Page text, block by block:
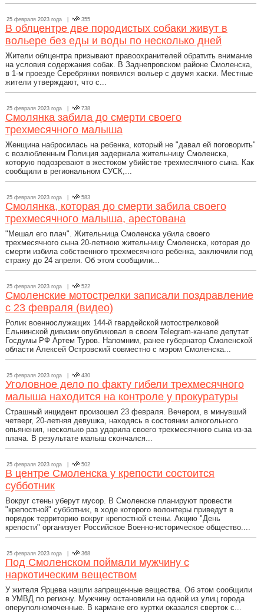
25 февраля 2023 года | 355
В облцентре две породистых собаки живут в
вольере без еды и воды по несколько дней
Жители облцентра призывают правоохранителей обратить внимание
на условия содержания собак. В Заднепровском районе Смоленска,
в 1-м проезде Серебрянки появился вольер с двумя хаски. Местные
жители утверждают, что с...
25 февраля 2023 года | 738
Смолянка забила до смерти своего
трехмесячного малыша
Женщина набросилась на ребенка, который не "давал ей поговорить"
с возлюбленным Полиция задержала жительницу Смоленска,
которую подозревают в жестоком убийстве трехмесячного сына. Как
сообщили в региональном СУСК,...
25 февраля 2023 года | 583
Смолянка, которая до смерти забила своего
трехмесячного малыша, арестована
"Мешал его плач". Жительница Смоленска убила своего
трехмесячного сына 20-летнюю жительницу Смоленска, которая до
смерти избила собственного трехмесячного ребенка, заключили под
стражу до 24 апреля. Об этом сообщили...
25 февраля 2023 года | 522
Смоленские мотострелки записали поздравление
с 23 февраля (видео)
Ролик военнослужащих 144-й гвардейской мотострелковой
Ельнинской дивизии опубликовал в своем Telegram-канале депутат
Госдумы РФ Артем Туров. Напомним, ранее губернатор Смоленской
области Алексей Островский совместно с мэром Смоленска...
25 февраля 2023 года | 430
Уголовное дело по факту гибели трехмесячного
малыша находится на контроле у прокуратуры
Страшный инцидент произошел 23 февраля. Вечером, в минувший
четверг, 20-летняя девушка, находясь в состоянии алкогольного
опьянения, несколько раз ударила своего трехмесячного сына из-за
плача. В результате малыш скончался...
25 февраля 2023 года | 502
В центре Смоленска у крепости состоится
субботник
Вокруг стены уберут мусор. В Смоленске планируют провести
"крепостной" субботник, в ходе которого волонтеры приведут в
порядок территорию вокруг крепостной стены. Акцию "День
крепости" организует Российское Военно-историческое общество....
25 февраля 2023 года | 368
Под Смоленском поймали мужчину с
наркотическим веществом
У жителя Ярцева нашли запрещенные вещества. Об этом сообщили
в УМВД по региону. Мужчину остановили на одной из улиц города
оперуполномоченные. В кармане его куртки оказался сверток с...